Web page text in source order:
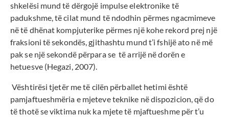
shkelësi mund të dërgojë impulse elektronike të
padukshme, të cilat mund të ndodhin përmes ngacmimeve
në të dhënat kompjuterike përmes një kohe rekord prej një
fraksioni të sekondës, gjithashtu mund t’i fshijë ato në më
pak se një sekondë përpara se të arrijë në dorën e
hetuesve (Hegazi, 2007).
Vështirësi tjetër me të cilën përballet hetimi është
pamjaftueshmëria e mjeteve teknike në dispozicion, që do
të thotë se viktima nuk ka mjete të mjaftueshme për t’u